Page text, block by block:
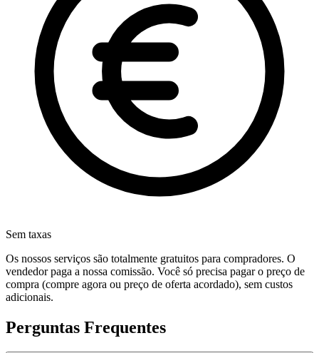
Sem taxas
Os nossos serviços são totalmente gratuitos para compradores. O
vendedor paga a nossa comissão. Você só precisa pagar o preço de
compra (compre agora ou preço de oferta acordado), sem custos
adicionais.
Perguntas Frequentes